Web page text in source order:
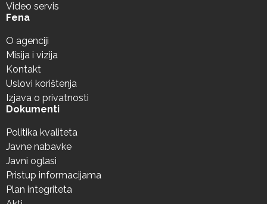
Video servis
Fena
O agenciji
Misija i vizija
Kontakt
Uslovi korištenja
Izjava o privatnosti
Dokumenti
Politika kvaliteta
Javne nabavke
Javni oglasi
Pristup informacijama
Plan integriteta